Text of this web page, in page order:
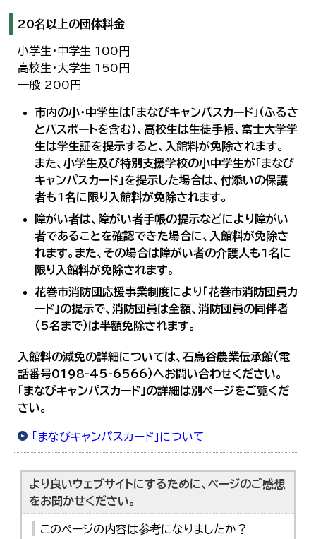
20名以上の団体料金
小学生・中学生 100円
高校生・大学生 150円
一般 200円
市内の小・中学生は「まなびキャンパスカード」（ふるさ
とパスポートを含む）、高校生は生徒手帳、富士大学学
生は学生証を提示すると、入館料が免除されます。
また、小学生及び特別支援学校の小中学生が「まなび
キャンパスカード」を提示した場合は、付添いの保護
者も1名に限り入館料が免除されます。
障がい者は、障がい者手帳の提示などにより障がい
者であることを確認できた場合に、入館料が免除さ
れます。また、その場合は障がい者の介護人も1名に
限り入館料が免除されます。
花巻市消防団応援事業制度により「花巻市消防団員カ
ード」の提示で、消防団員は全額、消防団員の同伴者
（5名まで）は半額免除されます。
入館料の減免の詳細については、石鳥谷農業伝承館（電
話番号0198-45-6566）へお問い合わせください。
「まなびキャンパスカード」の詳細は別ページをご覧くだ
さい。
「まなびキャンパスカード」について
より良いウェブサイトにするために、ページのご感想
をお聞かせください。
このページの内容は参考になりましたか？